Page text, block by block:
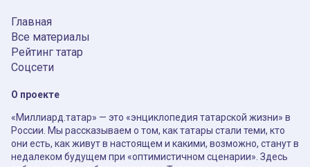
Главная
Все материалы
Рейтинг татар
Соцсети
О проекте
«Миллиард.татар» — это «энциклопедия татарской жизни» в
России. Мы рассказываем о том, как татары стали теми, кто
они есть, как живут в настоящем и какими, возможно, станут в
недалеком будущем при «оптимистичном сценарии». Здесь